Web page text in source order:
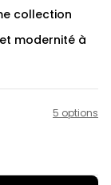
collection
modernité à
5 options